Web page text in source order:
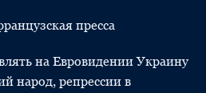
пресса
на Евровидении Украину
народ, репрессии в